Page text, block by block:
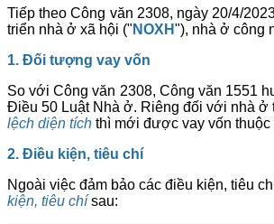
Tiếp theo Công văn 2308, ngày 20/4/
triển nhà ở xã hội (" NOXH"), nhà ở công
1. Đối tượng vay vốn
So với Công văn 2308, Công văn 1551
Điều 50 Luật Nhà ở. Riêng đối với nhà ở
lệch diện tích thì mới được vay vốn
2. Điều kiện, tiêu chí
Ngoài việc đảm bảo các điều kiện, tiêu
kiện, tiêu chísau: